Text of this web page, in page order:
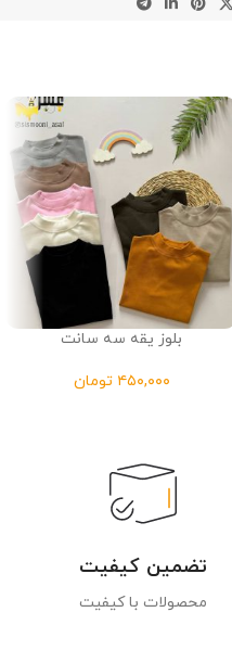
بلوز یقه سه سانت
تومان
تضمین کیفیت
محصولات با کیفیت